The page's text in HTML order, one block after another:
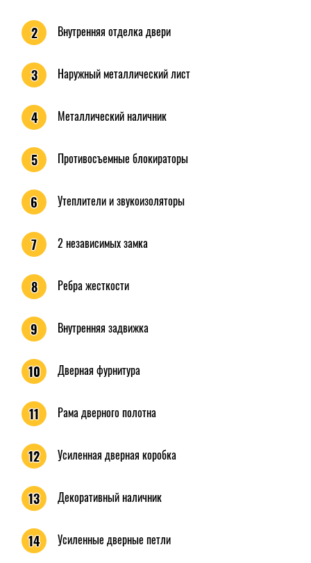
2 Внутренняя отделка двери
3 Наружный металлический лист
4 Металлический наличник
5 Противосъемные блокираторы
6 Утеплители и звукоизоляторы
7 2 независимых замка
8 Ребра жесткости
9 Внутренняя задвижка
10 Дверная фурнитура
11 Рама дверного полотна
12 Усиленная дверная коробка
13 Декоративный наличник
14 Усиленные дверные петли